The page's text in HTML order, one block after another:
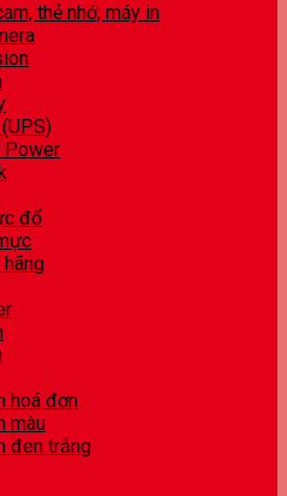
thẻ nhớ, máy in
Power
đổ
hoá đơn
màu
đen trắng